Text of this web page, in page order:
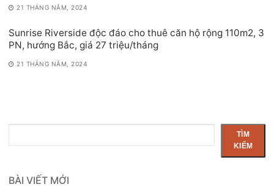
21 THÁNG NĂM, 2024
Sunrise Riverside độc đáo cho thuê căn hộ rộng 110m2, 3
PN, hướng Bắc, giá 27 triệu/tháng
21 THÁNG NĂM, 2024
kiếm
TÌM
KIẾM
BÀI VIẾT MỚI